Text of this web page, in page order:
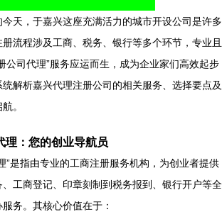
天，于嘉兴这座充满活力的城市开设公司是许多
流程涉及工商、税务、银行等多个环节，专业且
公司代理”服务应运而生，成为企业家们高效起步
解析嘉兴代理注册公司的相关服务、选择要点及
。
理：您的创业导航员
”是指由专业的工商注册服务机构，为创业者提供
工商登记、印章刻制到税务报到、银行开户等全
务。其核心价值在于：